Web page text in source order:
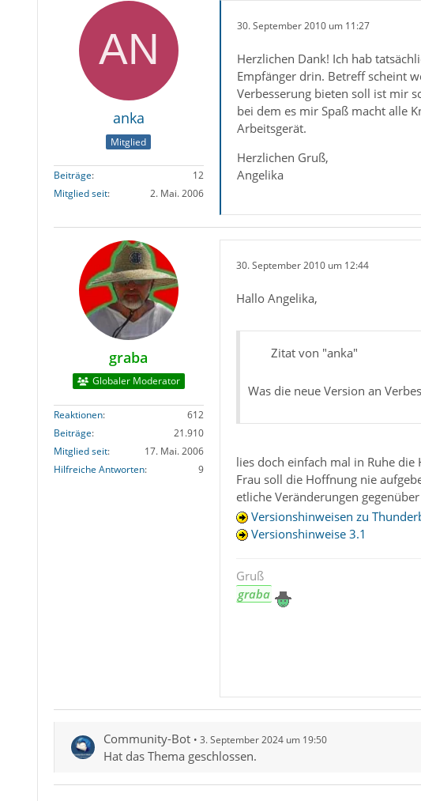
anka
Mitglied
Beiträge
12
Mitglied seit
2. Mai. 2006
30. September 2010 um 11:27
Herzlichen Dank! Ich hab
Empfänger drin. Betreff scheint
Verbesserung bieten soll ist mir
bei dem es mir Spaß macht alle
Arbeitsgerät.
Herzlichen Gruß,
Angelika
graba
Globaler Moderator
Reaktionen
612
Beiträge
21.910
Mitglied seit
17. Mai. 2006
Hilfreiche Antworten
9
30. September 2010 um 12:44
Hallo Angelika,
Zitat von "anka"
Was die neue Version an
lies doch einfach mal in Ruhe
Frau soll die Hoffnung nie
etliche Veränderungen
Versionshinweisen zu
Versionshinweise 3.1
Gruß
graba
Community-Bot 3. September 2024 um 19:50
Hat das Thema geschlossen.